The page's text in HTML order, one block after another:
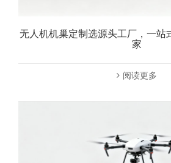
无人机机巢定制选源头工厂，一站
家
阅读更多